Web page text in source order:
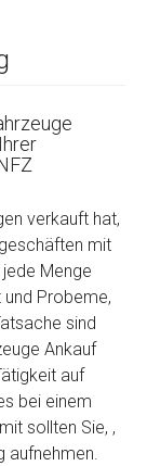
verkauft hat,
mit
Menge
und Probeme,
sind
Ankauf
auf
bei einem
sollten Sie, ,
aufnehmen.